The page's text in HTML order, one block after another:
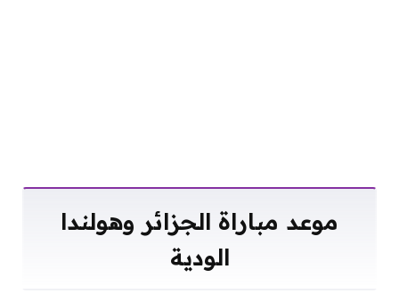
موعد مباراة الجزائر وهولندا
الودية